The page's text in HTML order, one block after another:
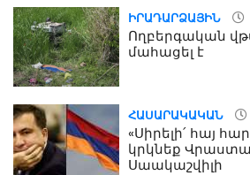
ԻՐԱԴԱՐՁԱՅԻՆ
Ողբերգական
մահացել է
ՀԱՍԱՐԱԿԱԿԱՆ
«Սիրելի՛ հայ
կրկնեք
Սաակաշվիլի